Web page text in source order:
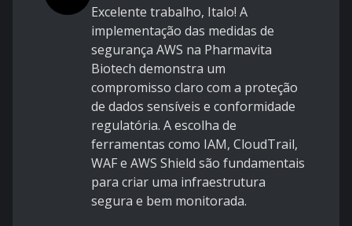
Excelente trabalho, Italo! A
implementação das medidas de
segurança AWS na Pharmavita
Biotech demonstra um
compromisso claro com a proteção
de dados sensíveis e conformidade
regulatória. A escolha de
ferramentas como IAM, CloudTrail,
WAF e AWS Shield são fundamentais
para criar uma infraestrutura
segura e bem monitorada.